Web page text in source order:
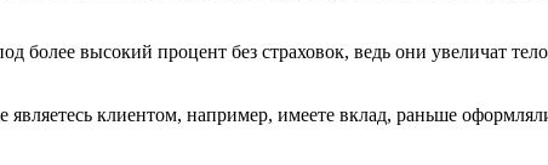
более высокий процент без страховок, ведь они увеличат
клиентом, например, имеете вклад, раньше